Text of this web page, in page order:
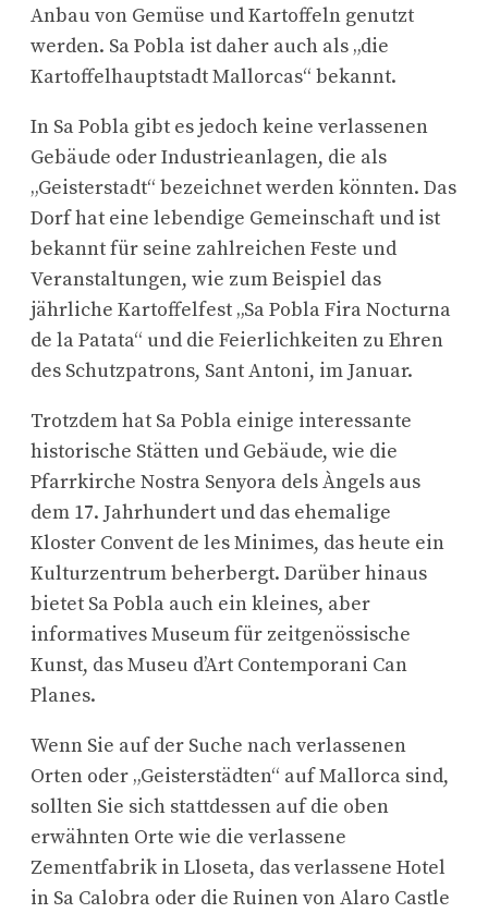
Anbau von Gemüse und Kartoffeln genutzt
werden. Sa Pobla ist daher auch als „die
Kartoffelhauptstadt Mallorcas“ bekannt.
In Sa Pobla gibt es jedoch keine verlassenen
Gebäude oder Industrieanlagen, die als
„Geisterstadt“ bezeichnet werden könnten. Das
Dorf hat eine lebendige Gemeinschaft und ist
bekannt für seine zahlreichen Feste und
Veranstaltungen, wie zum Beispiel das
jährliche Kartoffelfest „Sa Pobla Fira Nocturna
de la Patata“ und die Feierlichkeiten zu Ehren
des Schutzpatrons, Sant Antoni, im Januar.
Trotzdem hat Sa Pobla einige interessante
historische Stätten und Gebäude, wie die
Pfarrkirche Nostra Senyora dels Àngels aus
dem 17. Jahrhundert und das ehemalige
Kloster Convent de les Minimes, das heute ein
Kulturzentrum beherbergt. Darüber hinaus
bietet Sa Pobla auch ein kleines, aber
informatives Museum für zeitgenössische
Kunst, das Museu d’Art Contemporani Can
Planes.
Wenn Sie auf der Suche nach verlassenen
Orten oder „Geisterstädten“ auf Mallorca sind,
sollten Sie sich stattdessen auf die oben
erwähnten Orte wie die verlassene
Zementfabrik in Lloseta, das verlassene Hotel
in Sa Calobra oder die Ruinen von Alaro Castle